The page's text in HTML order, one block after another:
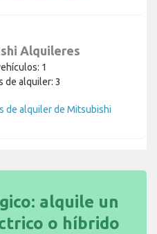
Alquileres
1
de alquiler: 3
de alquiler de Mitsubishi
alquile un
o híbrido